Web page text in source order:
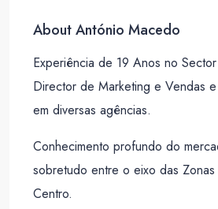
About António Macedo
Experiência de 19 Anos no
Director de Marketing e Vendas
em diversas agências.
Conhecimento profundo do
sobretudo entre o eixo das
Centro.